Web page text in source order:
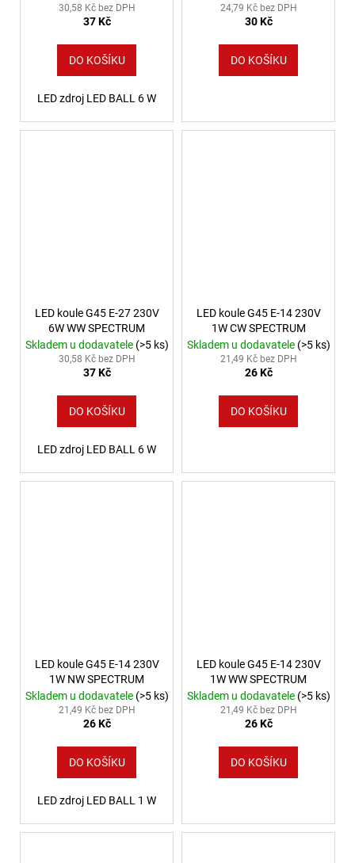
30,58 Kč bez DPH
37 Kč
DO KOŠÍKU
LED zdroj LED BALL 6 W
24,79 Kč bez DPH
30 Kč
DO KOŠÍKU
LED koule G45 E-27 230V
6W WW SPECTRUM
Skladem u dodavatele (>5 ks)
30,58 Kč bez DPH
37 Kč
DO KOŠÍKU
LED zdroj LED BALL 6 W
LED koule G45 E-14 230V
1W CW SPECTRUM
Skladem u dodavatele (>5 ks)
21,49 Kč bez DPH
26 Kč
DO KOŠÍKU
LED koule G45 E-14 230V
1W NW SPECTRUM
Skladem u dodavatele (>5 ks)
21,49 Kč bez DPH
26 Kč
DO KOŠÍKU
LED zdroj LED BALL 1 W
LED koule G45 E-14 230V
1W WW SPECTRUM
Skladem u dodavatele (>5 ks)
21,49 Kč bez DPH
26 Kč
DO KOŠÍKU